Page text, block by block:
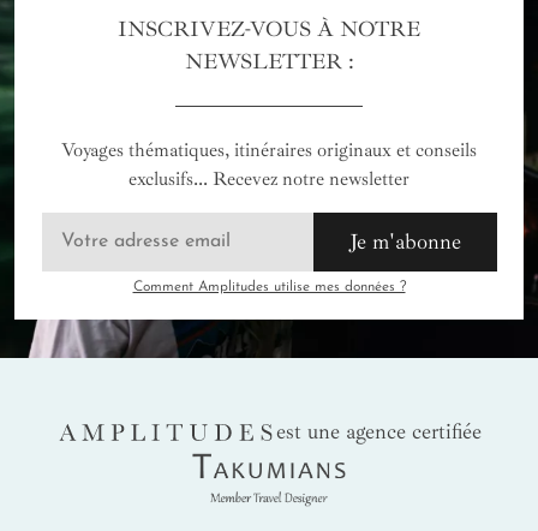
INSCRIVEZ-VOUS À NOTRE
NEWSLETTER :
Voyages thématiques, itinéraires originaux et conseils
exclusifs... Recevez notre newsletter
Je m'abonne
Comment Amplitudes utilise mes données ?
AMPLITUDES
est une agence certifiée
Takumians